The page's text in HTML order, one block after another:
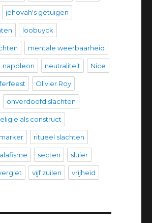
jehovah's getuigen
loobuyck
mentale weerbaarheid
napoleon neutraliteit Nice
Olivier Roy
onverdoofd slachten
als construct
ritueel slachten
secten sluier
vijf zuilen vrijheid